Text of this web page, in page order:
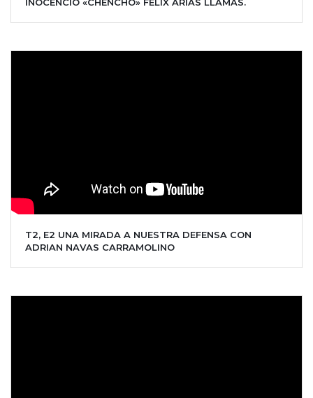
T2, E2 UNA MIRADA A NUESTRA DEFENSA CON
ADRIAN NAVAS CARRAMOLINO